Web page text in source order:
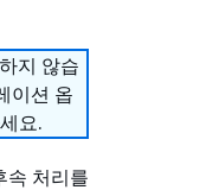
지 않습
이션 옵
요.
속 처리를